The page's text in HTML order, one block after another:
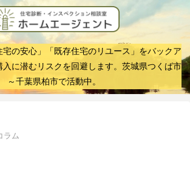
の安心」「既存住宅のリユース」をバックア
入に潜むリスクを回避します。茨城県つくば市
～千葉県柏市で活動中。
ラム